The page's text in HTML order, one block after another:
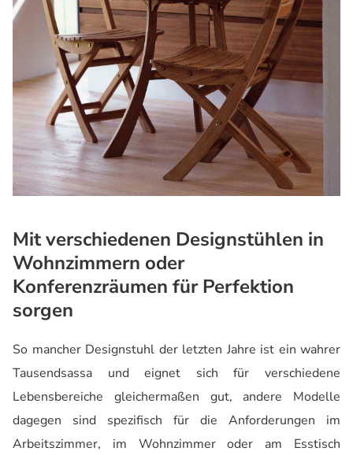
Mit verschiedenen Designstühlen in
Wohnzimmern oder
Konferenzräumen für Perfektion
sorgen
So mancher Designstuhl der letzten Jahre ist ein wahrer
Tausendsassa und eignet sich für verschiedene
Lebensbereiche gleichermaßen gut, andere Modelle
dagegen sind spezifisch für die Anforderungen im
Arbeitszimmer, im Wohnzimmer oder am Esstisch